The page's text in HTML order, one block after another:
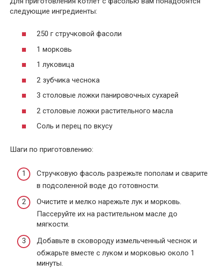
следующие ингредиенты:
250 г стручковой фасоли
1 морковь
1 луковица
2 зубчика чеснока
3 столовые ложки панировочных сухарей
2 столовые ложки растительного масла
Соль и перец по вкусу
Шаги по приготовлению:
Стручковую фасоль разрежьте пополам и сварите
в подсоленной воде до готовности.
Очистите и мелко нарежьте лук и морковь.
Пассеруйте их на растительном масле до
мягкости.
Добавьте в сковороду измельченный чеснок и
обжарьте вместе с луком и морковью около 1
минуты.